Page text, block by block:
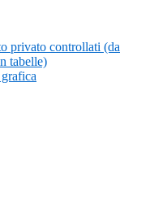
privato controllati (da
tabelle)